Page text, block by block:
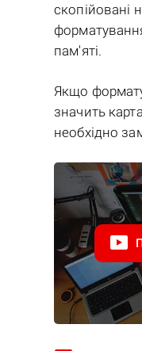
скопійовані
пам'яті.
Якщо
значить
необхідно